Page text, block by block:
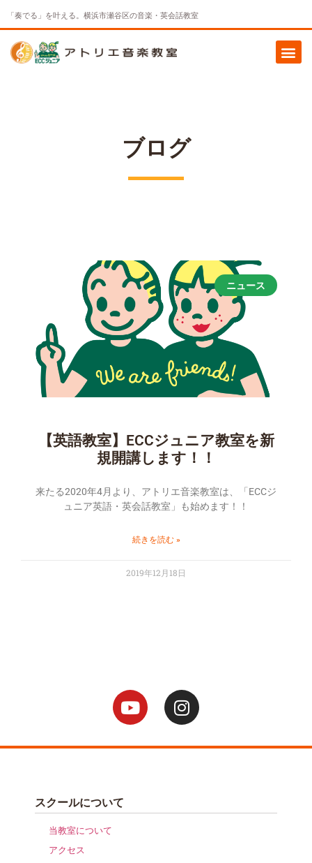
「奏でる」を叶える。横浜市瀬谷区の音楽・英会話教室
ブログ
ニュース
【英語教室】ECCジュニア教室を新
規開講します！！
来たる2020年4月より、アトリエ音楽教室は、「ECCジ
ュニア英語・英会話教室」も始めます！！
続きを読む »
2019年12月18日
スクールについて
当教室について
アクセス